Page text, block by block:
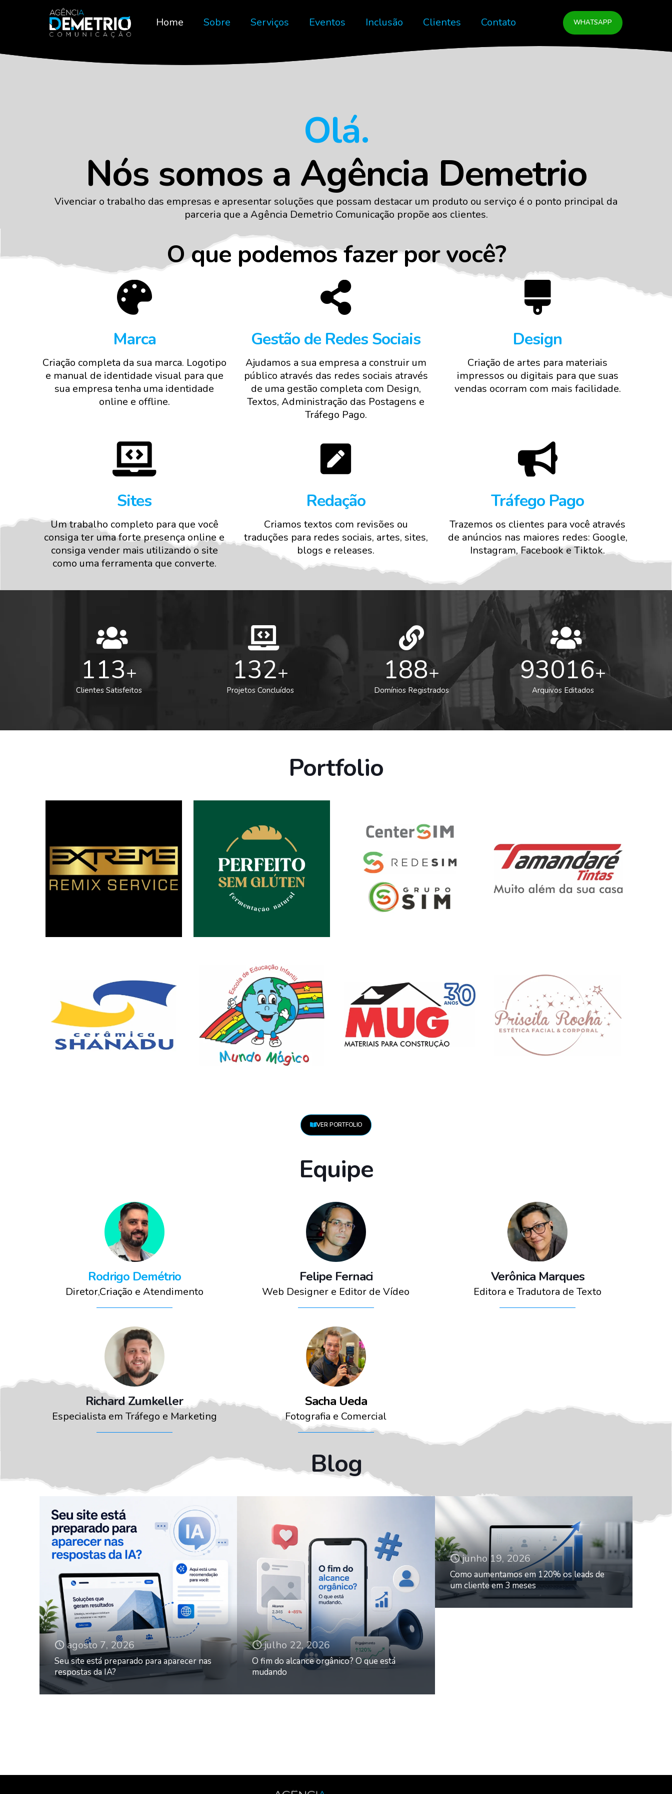
Home Sobre Serviços Eventos Inclusão Clientes Contato WHATSAPP
Olá.
Nós somos a Agência Demetrio
Vivenciar o trabalho das empresas e apresentar soluções que possam destacar um produto ou serviço é o ponto principal da
parceria que a Agência Demetrio Comunicação propõe aos clientes.
O que podemos fazer por você?
Marca
Criação completa da sua marca. Logotipo
e manual de identidade visual para que
sua empresa tenha uma identidade
online e offline.
Gestão de Redes Sociais
Ajudamos a sua empresa a construir um
público através das redes sociais através
de uma gestão completa com Design,
Textos, Administração das Postagens e
Tráfego Pago.
Design
Criação de artes para materiais
impressos ou digitais para que suas
vendas ocorram com mais facilidade.
Sites
Um trabalho completo para que você
consiga ter uma forte presença online e
consiga vender mais utilizando o site
como uma ferramenta que converte.
Redação
Criamos textos com revisões ou
traduções para redes sociais, artes, sites,
blogs e releases.
Tráfego Pago
Trazemos os clientes para você através
de anúncios nas maiores redes: Google,
Instagram, Facebook e Tiktok.
120+
Clientes Satisfeitos
140+
Projetos Concluídos
200+
Domínios Registrados
98500+
Arquivos Editados
Portfolio
VER PORTFOLIO
Equipe
Rodrigo Demétrio
Diretor,Criação e Atendimento
Richard Zumkeller
Especialista em Tráfego e Marketing
Felipe Fernaci
Web Designer e Editor de Vídeo
Sacha Ueda
Fotografia e Comercial
Verônica Marques
Editora e Tradutora de Texto
Blog
agosto 7, 2026
Seu site está preparado para aparecer nas
respostas da IA?
julho 22, 2026
O fim do alcance orgânico? O que está
mudando
junho 19, 2026
Como aumentamos em 120% os leads de
um cliente em 3 meses